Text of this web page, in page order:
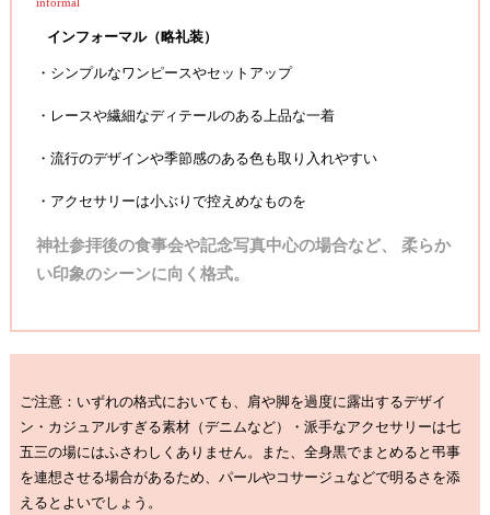
インフォーマル（略礼装）
・シンプルなワンピースやセットアップ
・レースや繊細なディテールのある上品な一着
・流行のデザインや季節感のある色も取り入れやすい
・アクセサリーは小ぶりで控えめなものを
神社参拝後の食事会や記念写真中心の場合など、 柔らか
い印象のシーンに向く格式。
ご注意：いずれの格式においても、肩や脚を過度に露出するデザイ
ン・カジュアルすぎる素材（デニムなど）・派手なアクセサリーは七
五三の場にはふさわしくありません。また、全身黒でまとめると弔事
を連想させる場合があるため、パールやコサージュなどで明るさを添
えるとよいでしょう。